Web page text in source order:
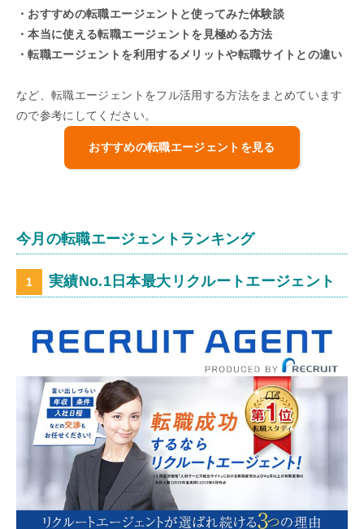
・おすすめの転職エージェントと使ってみた体験談
・本当に使える転職エージェントを見極める方法
・転職エージェントを利用するメリットや転職サイトとの違い
など、転職エージェントをフル活用する方法をまとめています
ので参考にしてください。
おすすめの転職エージェントを見る
今月の転職エージェントランキング
実績No.1日本最大リクルートエージェント